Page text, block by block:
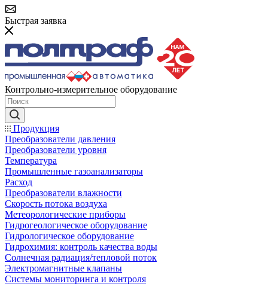
Быстрая заявка
Контрольно-измерительное оборудование
Продукция
Преобразователи давления
Преобразователи уровня
Температура
Промышленные газоанализаторы
Расход
Преобразователи влажности
Скорость потока воздуха
Метеорологические приборы
Гидрогеологическое оборудование
Гидрологическое оборудование
Гидрохимия: контроль качества воды
Солнечная радиация/тепловой поток
Электромагнитные клапаны
Системы мониторинга и контроля